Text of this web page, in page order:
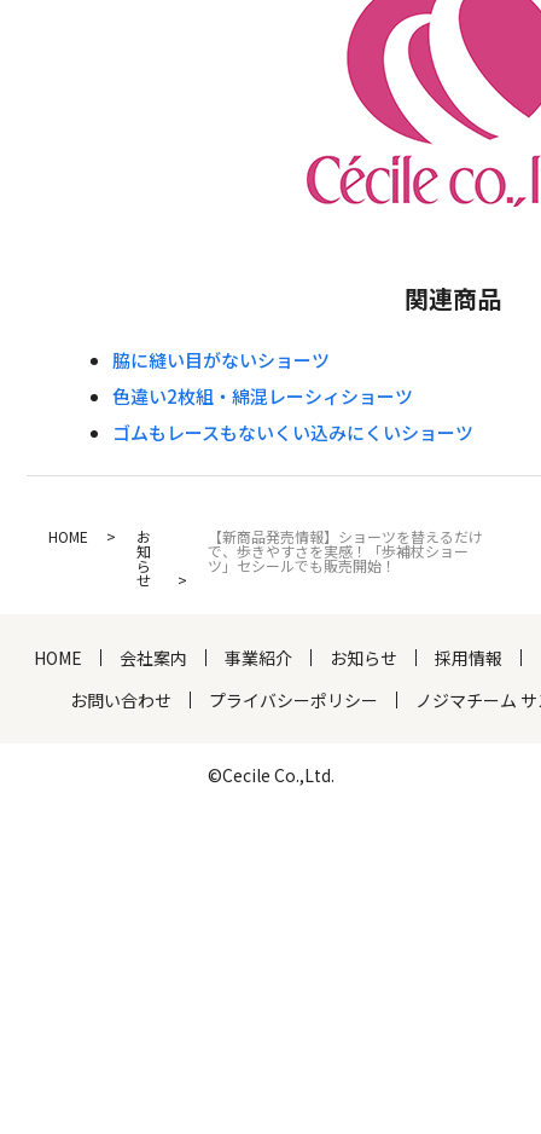
関連商品
脇に縫い目がないショーツ
色違い2枚組・綿混レーシィショーツ
ゴムもレースもないくい込みにくいショーツ
HOME お
知
ら
せ
【新商品発売情報】ショーツを替えるだけ
で、歩きやすさを実感！「歩補杖ショー
ツ」セシールでも販売開始！
HOME 会社案内 事業紹介 お知らせ 採用情報
お問い合わせ
プライバシーポリシー ノジマチーム
©Cecile Co.,Ltd.